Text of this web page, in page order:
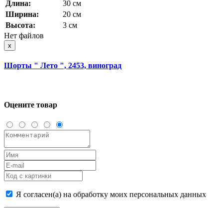
Длина:
30 см
Ширина:
20 см
Высота:
3 см
Нет файлов
x
Шорты " Лето ", 2453, виноград
Оцените товар
Я согласен(а) на обработку моих персональных данных